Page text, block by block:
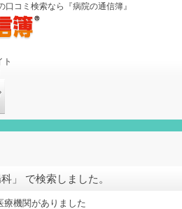
コミ検索なら『病院の通信簿』
ト
」 で検索しました。
療機関がありました